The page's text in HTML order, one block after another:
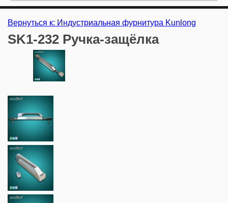
Вернуться к: Индустриальная фурнитура Kunlong
SK1-232 Ручка-защёлка